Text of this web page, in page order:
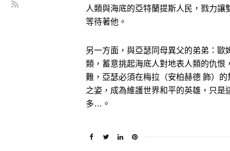
人類與海底的亞特蘭提斯人民，戮力
等待著他。
另一方面，與亞瑟同母異父的弟弟：
類，蓄意挑起海底人對地表人類的仇
難，亞瑟必須在梅拉（安柏赫德 飾）
之姿，成為維護世界和平的英雄，只
多…。